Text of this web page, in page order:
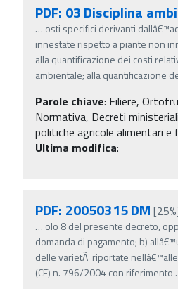
PDF: 03 Disciplina
… osti specifici derivanti
innestate rispetto a piante non
alla quantificazione dei costi
ambientale; alla quantificazione
Parole chiave: Filiere,
Normativa, Decreti
politiche agricole alimentari e
Ultima modifica:
PDF: 20050315 DM
… olo 8 del presente decreto,
domanda di pagamento; b)
delle varietÃ riportate
(CE) n. 796/2004 con riferimento